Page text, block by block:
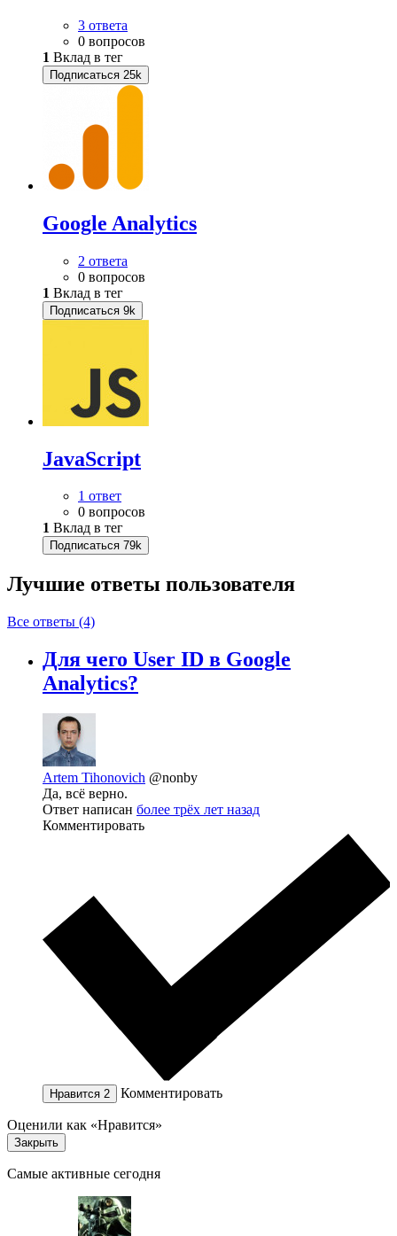
3 ответа
0 вопросов
1 Вклад в тег
Подписаться 25k
Google Analytics
2 ответа
0 вопросов
1 Вклад в тег
Подписаться 9k
JavaScript
1 ответ
0 вопросов
1 Вклад в тег
Подписаться 79k
Лучшие ответы пользователя
Все ответы (4)
Для чего User ID в Google
Analytics?
Artem Tihonovich @nonby
Да, всё верно.
Ответ написан более трёх лет назад
Комментировать
Нравится 2 Комментировать
Оценили как «Нравится»
Закрыть
Самые активные сегодня